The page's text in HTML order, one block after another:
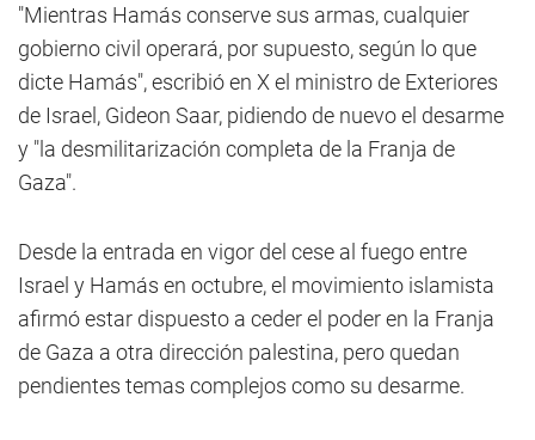
"Mientras Hamás conserve sus armas, cualquier
gobierno civil operará, por supuesto, según lo que
dicte Hamás", escribió en X el ministro de Exteriores
de Israel, Gideon Saar, pidiendo de nuevo el desarme
y "la desmilitarización completa de la Franja de
Gaza".
Desde la entrada en vigor del cese al fuego entre
Israel y Hamás en octubre, el movimiento islamista
afirmó estar dispuesto a ceder el poder en la Franja
de Gaza a otra dirección palestina, pero quedan
pendientes temas complejos como su desarme.